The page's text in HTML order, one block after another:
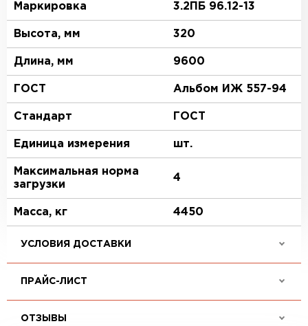
Маркировка 3.2ПБ 96.12-13
Высота, мм 320
Длина, мм 9600
ГОСТ Альбом ИЖ 557-94
Стандарт ГОСТ
Единица измерения шт.
Максимальная норма
загрузки
4
Масса, кг 4450
УСЛОВИЯ ДОСТАВКИ
ПРАЙС-ЛИСТ
ОТЗЫВЫ